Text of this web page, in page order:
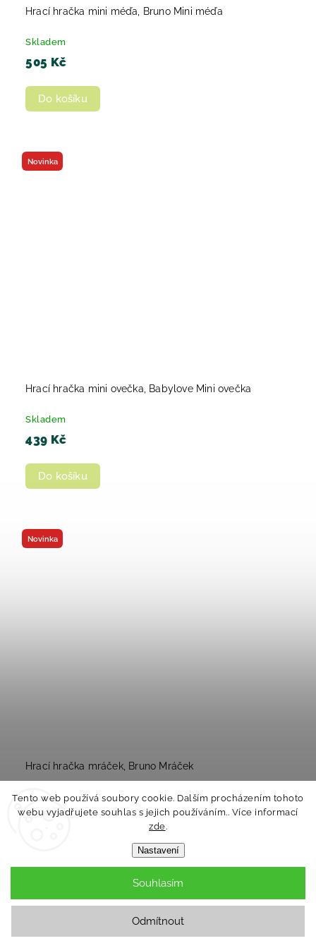
Tento web používá soubory cookie. Dalším procházením tohoto
webu vyjadřujete souhlas s jejich používáním.. Více informací
zde.
Nastavení
Odmítnout
Souhlasím
Hrací hračka mini méďa, Bruno Mini méďa
Skladem
505 Kč
Do košíku
Novinka
Hrací hračka mini ovečka, Babylove Mini ovečka
Skladem
439 Kč
Do košíku
Novinka
Hrací hračka mráček, Bruno Mráček
Skladem
505 Kč